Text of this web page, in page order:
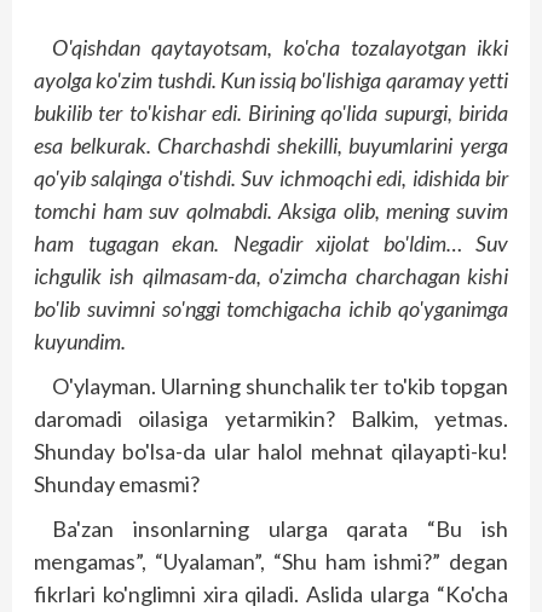
O'qishdan qaytayotsam, ko'cha tozalayotgan ikki
ayolga ko'zim tushdi. Kun issiq bo'lishiga qaramay yetti
bukilib ter to'kishar edi. Birining qo'lida supurgi, birida
esa belkurak. Charchashdi shekilli, buyumlarini yerga
qo'yib salqinga o'tishdi. Suv ichmoqchi edi, idishida bir
tomchi ham suv qolmabdi. Aksiga olib, mening suvim
ham tugagan ekan. Negadir xijolat bo'ldim… Suv
ichgulik ish qilmasam-da, o'zimcha charchagan kishi
bo'lib suvimni so'nggi tomchigacha ichib qo'yganimga
kuyundim.
O'ylayman. Ularning shunchalik ter to'kib topgan
daromadi oilasiga yetarmikin? Balkim, yetmas.
Shunday bo'lsa-da ular halol mehnat qilayapti-ku!
Shunday emasmi?
Ba'zan insonlarning ularga qarata “Bu ish
mengamas”, “Uyalaman”, “Shu ham ishmi?” degan
fikr­lari ko'nglimni xira qiladi. Aslida ularga “Ko'cha